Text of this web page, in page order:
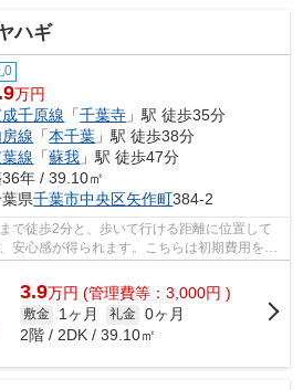
ハギ
0
万円
千原線 「千葉寺 」駅 徒歩35分
線 「本千葉 」駅 徒歩38分
線 「蘇我 」駅 徒歩47分
年 / 39.10㎡
県千葉市中央区矢作町384-2
で徒歩2分と、歩いて行ける距離に位置して
安心感が得られます。こちらは初期費用をカ
です。ぜ...
3.9万円 (管理費等：3,000円 )
敷金 1ヶ月 礼金 0ヶ月
2階 / 2DK / 39.10㎡